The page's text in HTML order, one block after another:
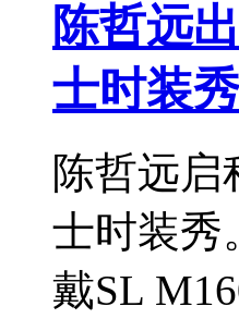
陈哲远
士时装秀
陈哲远启
士时装秀
戴SL